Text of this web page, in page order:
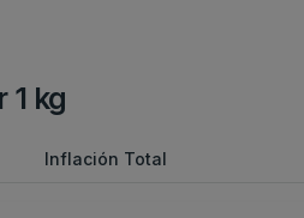
kg
Inflación Total